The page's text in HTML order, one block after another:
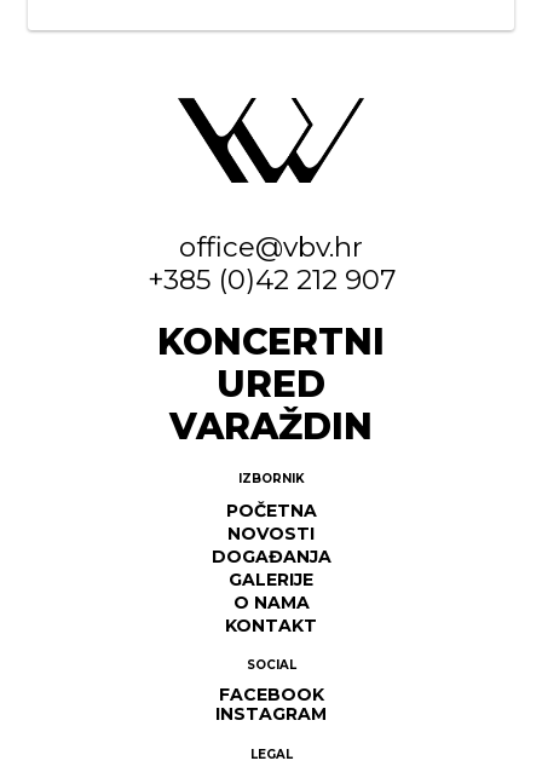
office@vbv.hr
+385 (0)42 212 907
KONCERTNI
URED
VARAŽDIN
IZBORNIK
POČETNA
NOVOSTI
DOGAĐANJA
GALERIJE
O NAMA
KONTAKT
SOCIAL
FACEBOOK
INSTAGRAM
LEGAL